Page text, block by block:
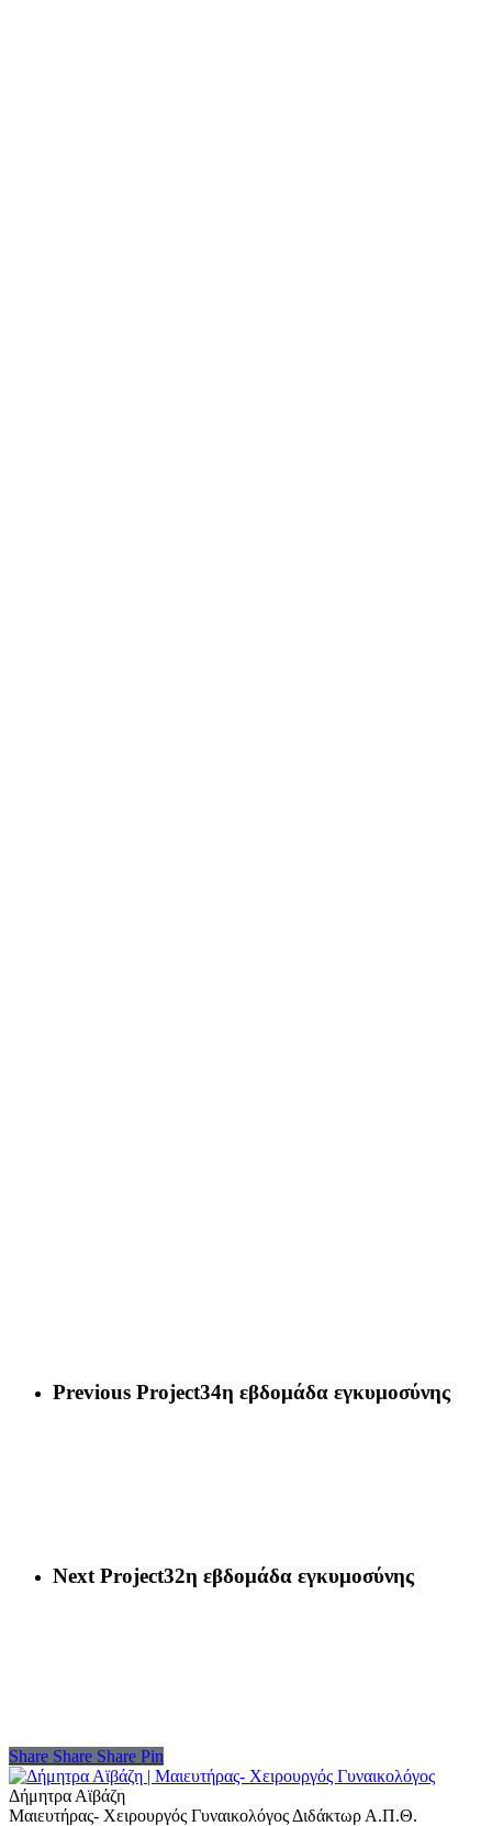
Previous Project34η εβδομάδα εγκυμοσύνης
Next Project32η εβδομάδα εγκυμοσύνης
Share
Share Share Share Pin
Δήμητρα Αϊβάζη
Μαιευτήρας- Χειρουργός Γυναικολόγος Διδάκτωρ Α.Π.Θ.